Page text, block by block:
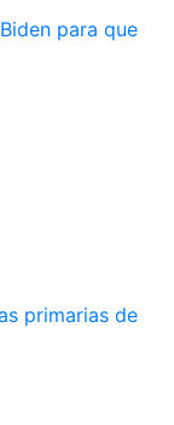
para que
primarias de